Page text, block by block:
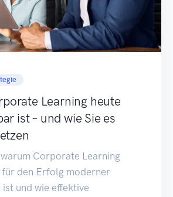
Learning heute
ist – und wie Sie es
Corporate Learning
für den Erfolg moderner
und wie effektive